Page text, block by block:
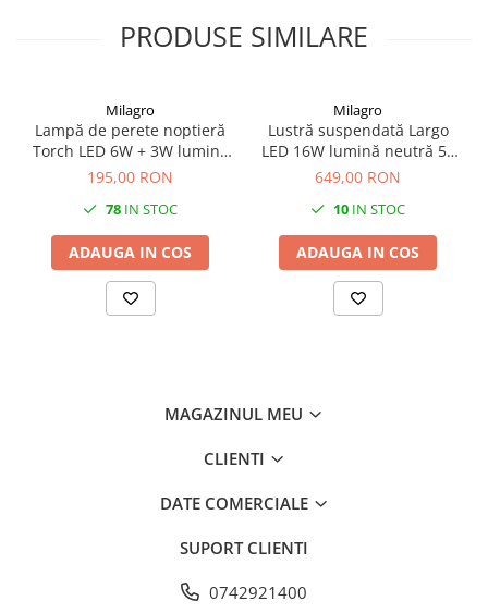
PRODUSE SIMILARE
Milagro
Lampă de perete noptieră
Torch LED 6W + 3W lumină
neutră 55 cm negru
195,00 RON
78 IN STOC
ADAUGA IN COS
Milagro
Lustră suspendată Largo
LED 16W lumină neutră 50
cm auriu
649,00 RON
10 IN STOC
ADAUGA IN COS
MAGAZINUL MEU
CLIENTI
DATE COMERCIALE
SUPORT CLIENTI
0742921400